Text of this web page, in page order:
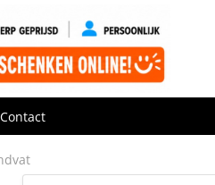
Contact